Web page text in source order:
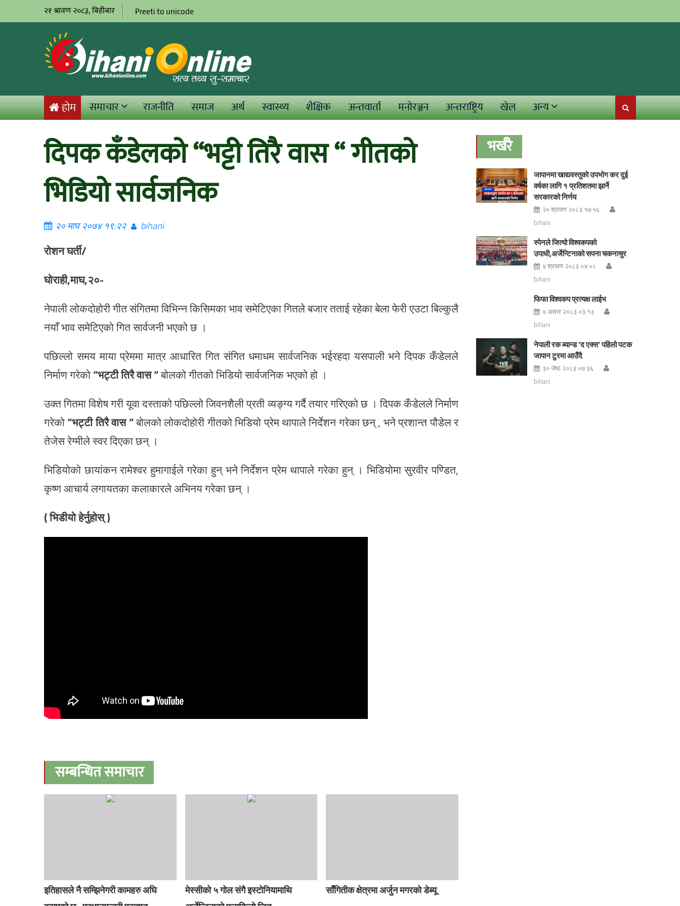
२१ श्रावण २०८३, बिहीबार Preeti to unicode
होम समाचार राजनीति समाज अर्थ स्वास्थ्य शैक्षिक अन्तवार्ता मनोरञ्जन अन्तराष्ट्रिय खेल अन्य
दिपक कँडेलको “भट्टी तिरै वास “ गीतको
भिडियो सार्वजनिक
२० माघ २०७४ १९:२२ bihani
रोशन घर्ती/
घोराही,माघ,२०-
नेपाली लोकदोहोरी गीत संगितमा विभिन्न किसिमका भाव समेटिएका गितले बजार तताई रहेका बेला फेरी एउटा बिल्कुलै
नयाँ भाव समेटिएको गित सार्वजनी भएको छ ।
पछिल्लो समय माया प्रेममा मात्र आधारित गित संगित धमाधम सार्वजनिक भईरहदा यसपाली भने दिपक कँडेलले
निर्माण गरेको“भट्टी तिरै वास “बोलको गीतको भिडियो सार्वजनिक भएको हो ।
उक्त गितमा विशेष गरी यूवा दस्ताको पछिल्लो जिवनशैली प्रती व्यङ्ग्य गर्दै तयार गरिएको छ । दिपक कँडेलले निर्माण
गरेको“भट्टी तिरै वास “बोलको लोकदोहोरी गीतको भिडियो प्रेम थापाले निर्देशन गरेका छन् , भने प्रशान्त पौडेल र
तेजेस रेग्मीले स्वर दिएका छन् ।
भिडियोको छायांकन रामेश्वर हुमागाईले गरेका हुन् भने निर्देशन प्रेम थापाले गरेका हुन् । भिडियोमा सुरवीर पण्डित,
कृष्ण आचार्य लगायतका कलाकारले अभिनय गरेका छन् ।
( भिडीयो हेर्नुहोस् )
सम्बन्धित समाचार
इतिहासले नै सम्झिनेगरी कामहरु अघि
मेस्सीको ५ गोल संगै इस्टोनियामाथि
साँगितीक क्षेत्रमा अर्जुन मगरको डेब्यू
भर्खरै
जापानमा खाद्यवस्तुको उपभोग कर दुई
वर्षका लागि १ प्रतिशतमा झार्ने
सरकारको निर्णय
२० श्रावण २०८३ १७:५६
bihani
स्पेनले जित्यो विश्वकपको
उपाधी,अर्जेन्टिनाको सपना चकनाचुर
४ श्रावण २०८३ ०४:०८
bihani
फिफा विश्वकप प्रत्यक्ष लाईभ
४ असार २०८३ ०३:१३
bihani
नेपाली रक ब्यान्ड ‘द एक्स’ पहिलो पटक
जापान टुरमा आउँदै
३० जेष्ठ २०८३ ०७:३६
bihani